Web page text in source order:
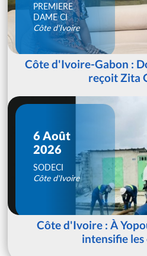
PREMIERE
DAME CI
Côte d'Ivoire
Côte d'Ivoire-Gabon :
reçoit Zita
6 Août
2026
SODECI
Côte d'Ivoire
Côte d'Ivoire : À
intensifie les